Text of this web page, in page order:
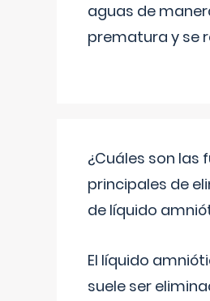
aguas de
prematura y se
¿Cuáles son las
principales de
de líquido
El líquido
suele ser